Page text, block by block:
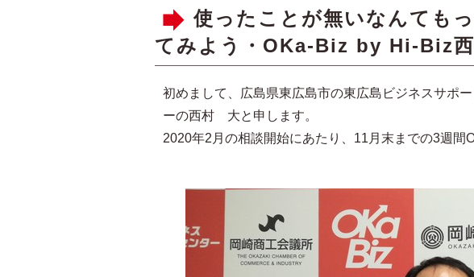
使ったことが無いなんても
てみよう・OKa-Biz by Hi-Biz
初めまして、広島県東広島市の東広島ビジネスサポ
ーの西村 大と申します。
2020年2月の相談開始にあたり、11月末までの3週間